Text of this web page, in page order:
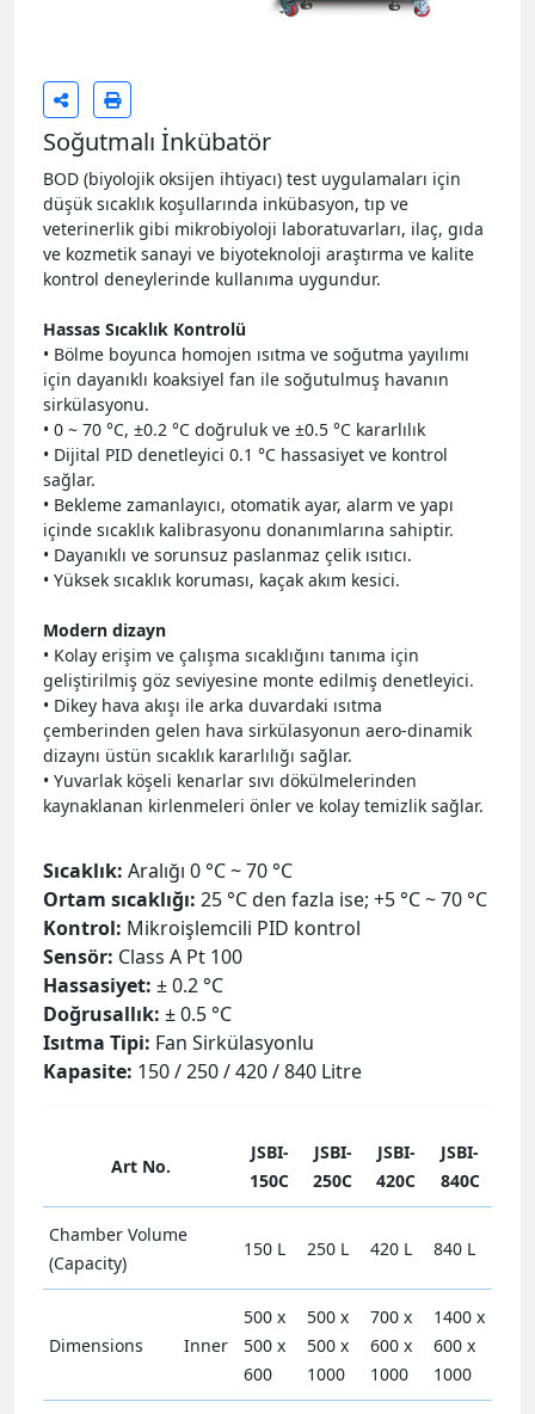
Soğutmalı İnkübatör
BOD (biyolojik oksijen ihtiyacı) test uygulamaları için
düşük sıcaklık koşullarında inkübasyon, tıp ve
veterinerlik gibi mikrobiyoloji laboratuvarları, ilaç, gıda
ve kozmetik sanayi ve biyoteknoloji araştırma ve kalite
kontrol deneylerinde kullanıma uygundur.
Hassas Sıcaklık Kontrolü
• Bölme boyunca homojen ısıtma ve soğutma yayılımı
için dayanıklı koaksiyel fan ile soğutulmuş havanın
sirkülasyonu.
• 0 ~ 70 °C, ±0.2 °C doğruluk ve ±0.5 °C kararlılık
• Dijital PID denetleyici 0.1 °C hassasiyet ve kontrol
sağlar.
• Bekleme zamanlayıcı, otomatik ayar, alarm ve yapı
içinde sıcaklık kalibrasyonu donanımlarına sahiptir.
• Dayanıklı ve sorunsuz paslanmaz çelik ısıtıcı.
• Yüksek sıcaklık koruması, kaçak akım kesici.
Modern dizayn
• Kolay erişim ve çalışma sıcaklığını tanıma için
geliştirilmiş göz seviyesine monte edilmiş denetleyici.
• Dikey hava akışı ile arka duvardaki ısıtma
çemberinden gelen hava sirkülasyonun aero-dinamik
dizaynı üstün sıcaklık kararlılığı sağlar.
• Yuvarlak köşeli kenarlar sıvı dökülmelerinden
kaynaklanan kirlenmeleri önler ve kolay temizlik sağlar.
Sıcaklık: Aralığı 0 °C ~ 70 °C
Ortam sıcaklığı: 25 °C den fazla ise; +5 °C ~ 70 °C
Kontrol: Mikroişlemcili PID kontrol
Sensör: Class A Pt 100
Hassasiyet: ± 0.2 °C
Doğrusallık: ± 0.5 °C
Isıtma Tipi: Fan Sirkülasyonlu
Kapasite: 150 / 250 / 420 / 840 Litre
Art No.
JSBI-
150C
JSBI-
250C
JSBI-
420C
JSBI-
840C
Chamber Volume
(Capacity)
150 L 250 L 420 L 840 L
Dimensions Inner
500 x
500 x
600
500 x
500 x
1000
700 x
600 x
1000
1400 x
600 x
1000